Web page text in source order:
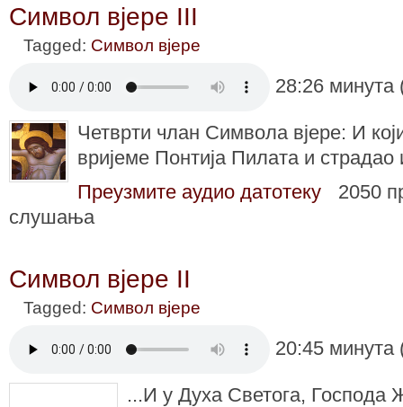
Символ вјере III
Tagged: Символ вјере
28:26
Четврти члан Символа вјере: И
вријеме Понтија Пилата и страдао
Преузмите аудио датотеку
2050
слушања
Символ вјере II
Tagged: Символ вјере
20:45
...И у Духа Светога, Господа